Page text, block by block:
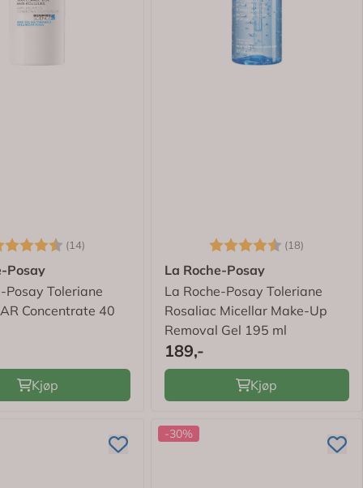
(14)
Posay
Posay Toleriane
Concentrate 40
Kjøp
Karakter: (18)
La Roche-Posay
La Roche-Posay Toleriane
Rosaliac Micellar Make-Up
Removal Gel 195 ml
189,-
Kjøp
-30%